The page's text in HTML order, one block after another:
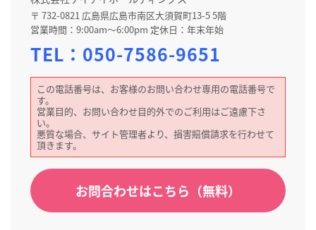
〒 732-0821 広島県広島市南区大須賀町13-5 5階
営業時間：9:00am～6:00pm 定休日：年末年始
TEL： 050-7586-9651
この電話番号は、お客様のお問い合わせ専用の電話番号で
す。
営業目的、お問い合わせ目的外でのご利用はご遠慮下さ
い。
悪質な場合、サイト管理者より、損害賠償請求を行わせて
頂きます。
お問合わせはこちら（無料）